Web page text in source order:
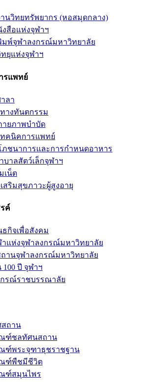
นวิทยทรัพยากร (หอสมุดกลาง)
สือแห่งจุฬาฯ
มพ์จุฬาลงกรณ์มหาวิทยาลัย
ยุแห่งจุฬาฯ
รแพทย์
ลา
างทันตกรรม
ายภาพบำบัด
คนิคการแพทย์
ชนาการและการกำหนดอาหาร
บาลสัตว์เล็กจุฬาฯ
เน็ต
สริมสุขภาวะผู้สูงอายุ
ค์
กิจเพื่อสังคม
แห่งจุฬาลงกรณ์มหาวิทยาลัย
านจุฬาลงกรณ์มหาวิทยาลัย
100 ปี จุฬาฯ
กรณ์ราชบรรณาลัย
สถาน
ฑ์ชลทัศนสถาน
ฑ์พระจุฑาธุชราชฐาน
ฑ์พืชมีชีวิต
ฑ์สมุนไพร